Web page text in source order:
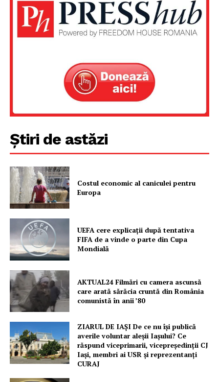
Știri de astăzi
Costul economic al caniculei pentru
Europa
UEFA cere explicații după tentativa
FIFA de a vinde o parte din Cupa
Mondială
AKTUAL24 Filmări cu camera ascunsă
care arată sărăcia cruntă din România
comunistă în anii ’80
ZIARUL DE IAȘI De ce nu își publică
averile voluntar aleșii Iașului? Ce
răspund viceprimarii, vicepreședinții CJ
Iași, membri ai USR și reprezentanți
CURAJ